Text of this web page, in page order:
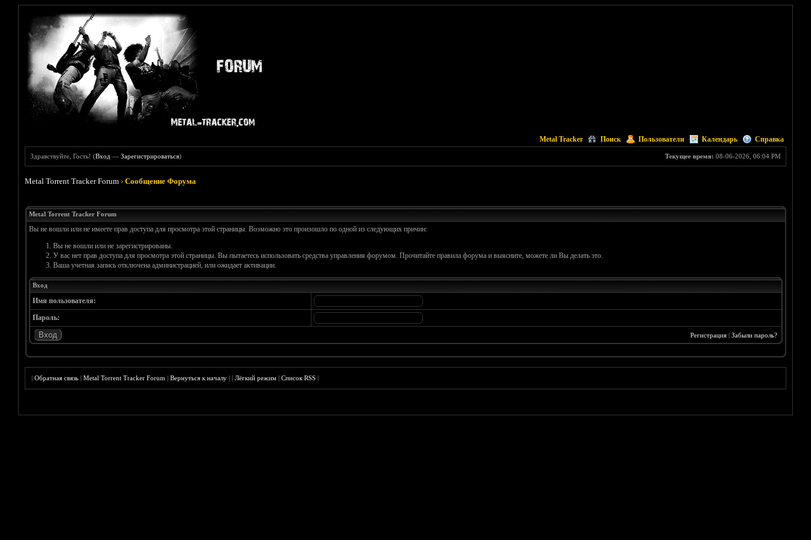
Metal Tracker Поиск Пользователи Календарь Справка
Текущее время: 08-06-2026, 06:04 PM
Здравствуйте, Гость! (Вход —Зарегистрироваться)
Metal Torrent Tracker Forum ›Сообщение Форума
Metal Torrent Tracker Forum
Вы не вошли или не имеете прав доступа для просмотра этой страницы. Возможно это произошло по одной из следующих причин:
Вы не вошли или не зарегистрированы.
У вас нет прав доступа для просмотра этой страницы. Вы пытаетесь использовать средства управления форумом. Прочитайте правила форума и выясните, можете ли Вы делать это.
Ваша учетная запись отключена администрацией, или ожидает активации.
Вход
Имя пользователя:
Пароль:
Регистрация| Забыли пароль?
|Обратная связь |Metal Torrent Tracker Forum |Вернуться к началу ||Лёгкий режим |Список RSS |